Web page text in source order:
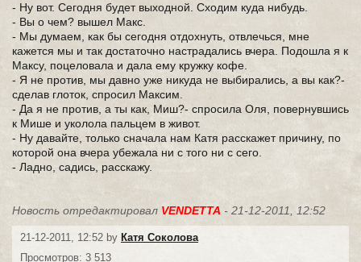
- Ну вот. Сегодня будет выходной. Сходим куда нибудь.
- Вы о чем? вышел Макс.
- Мы думаем, как бы сегодня отдохнуть, отвлечься, мне
кажется мы и так достаточно настрадались вчера. Подошла я к
Максу, поцеловала и дала ему кружку кофе.
- Я не против, мы давно уже никуда не выбирались, а вы как?-
сделав глоток, спросил Максим.
- Да я не против, а ты как, Миш?- спросила Оля, повернувшись
к Мише и уколола пальцем в живот.
- Ну давайте, только сначала нам Катя расскажет причину, по
которой она вчера убежала ни с того ни с сего.
- Ладно, садись, расскажу.
Новость отредактировал VENDETTA - 21-12-2011, 12:52
21-12-2011, 12:52 by Катя Соколова
Просмотров: 3 513